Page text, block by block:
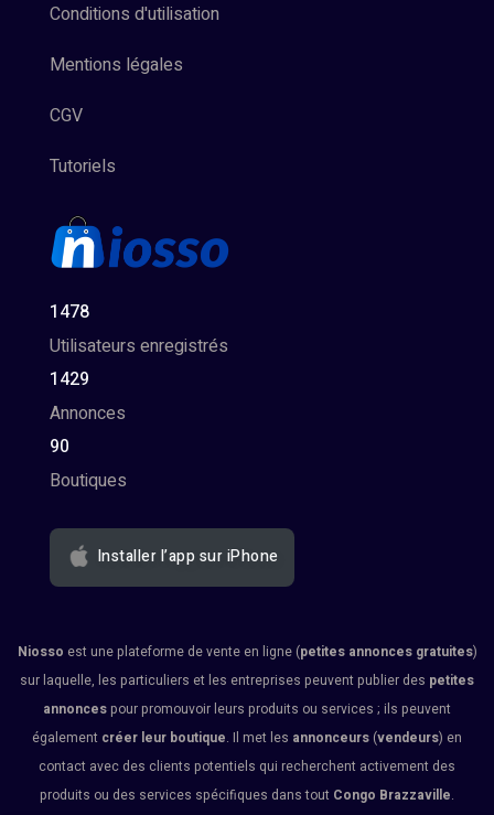
Conditions d'utilisation
Mentions légales
CGV
Tutoriels
1478
Utilisateurs enregistrés
1429
Annonces
90
Boutiques
Installer l’app sur iPhone
Niosso est une plateforme de vente en ligne (petites annonces gratuites)
sur laquelle, les particuliers et les entreprises peuvent publier des petites
annonces pour promouvoir leurs produits ou services ; ils peuvent
également créer leur boutique. Il met les annonceurs (vendeurs) en
contact avec des clients potentiels qui recherchent activement des
produits ou des services spécifiques dans tout Congo Brazzaville.